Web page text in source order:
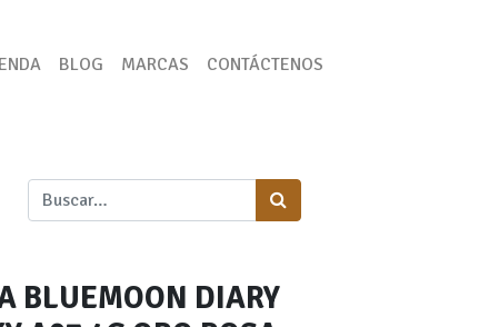
BLOG MARCAS CONTÁCTENOS
BLUEMOON DIARY